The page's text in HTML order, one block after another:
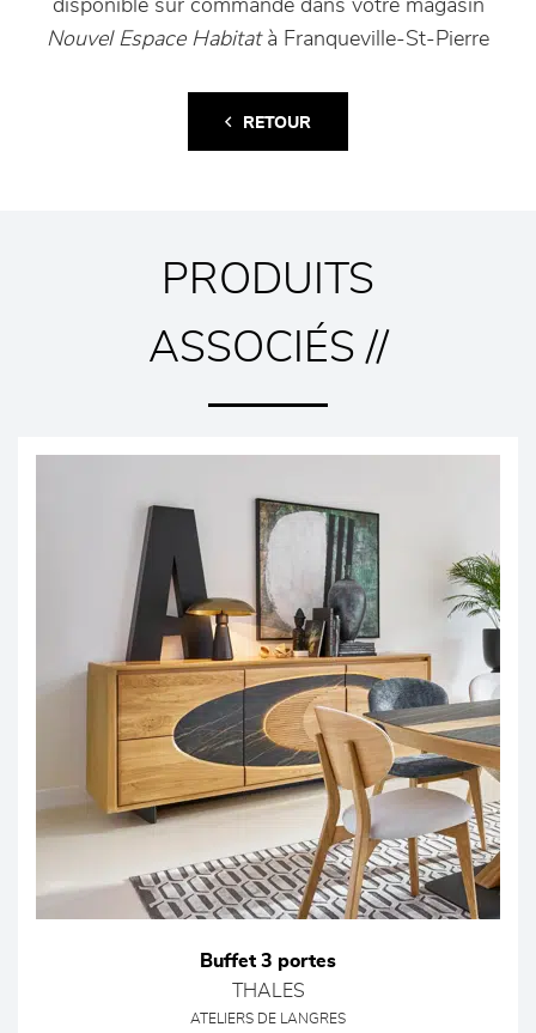
disponible sur commande dans votre magasin
Nouvel Espace Habitatà Franqueville-St-Pierre
RETOUR
PRODUITS
ASSOCIÉS //
Buffet 3 portes
THALES
ATELIERS DE LANGRES